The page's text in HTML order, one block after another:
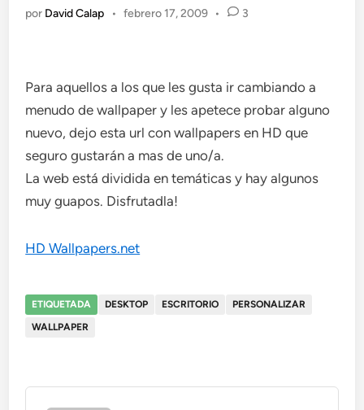
por David Calap • febrero 17, 2009 • 3
Para aquellos a los que les gusta ir cambiando a
menudo de wallpaper y les apetece probar alguno
nuevo, dejo esta url con wallpapers en HD que
seguro gustarán a mas de uno/a.
La web está dividida en temáticas y hay algunos
muy guapos. Disfrutadla!
HD Wallpapers.net
ETIQUETADA DESKTOP ESCRITORIO
PERSONALIZAR
WALLPAPER